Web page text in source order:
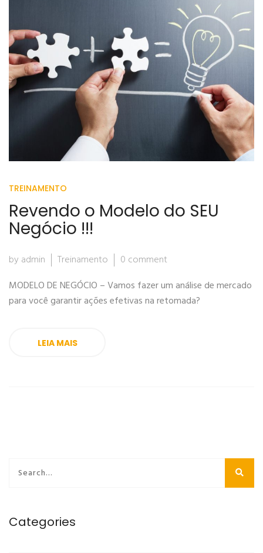
TREINAMENTO
Revendo o Modelo do SEU
Negócio !!!
by admin Treinamento
0 comment
MODELO DE NEGÓCIO – Vamos fazer um análise de mercado
para você garantir ações efetivas na retomada?
LEIA MAIS
Categories